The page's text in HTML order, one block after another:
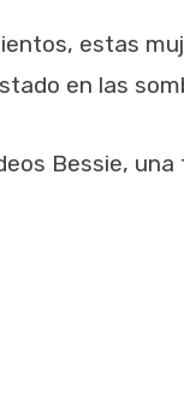
estas
en las
Bessie,